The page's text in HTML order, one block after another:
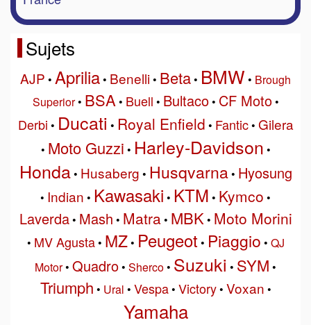
Sujets
AJP • Aprilia• Benelli• Beta• BMW • Brough
Superior• BSA• Buell • Bultaco• CF Moto•
Derbi • Ducati • Royal Enfield • Fantic• Gilera
• Moto Guzzi • Harley-Davidson •
Honda• Husaberg • Husqvarna• Hyosung
• Indian • Kawasaki • KTM • Kymco •
Laverda• Mash • Matra• MBK• Moto Morini
• MV Agusta• MZ• Peugeot • Piaggio • QJ
Motor• Quadro• Sherco• Suzuki • SYM •
Triumph • Ural • Vespa• Victory• Voxan •
Yamaha